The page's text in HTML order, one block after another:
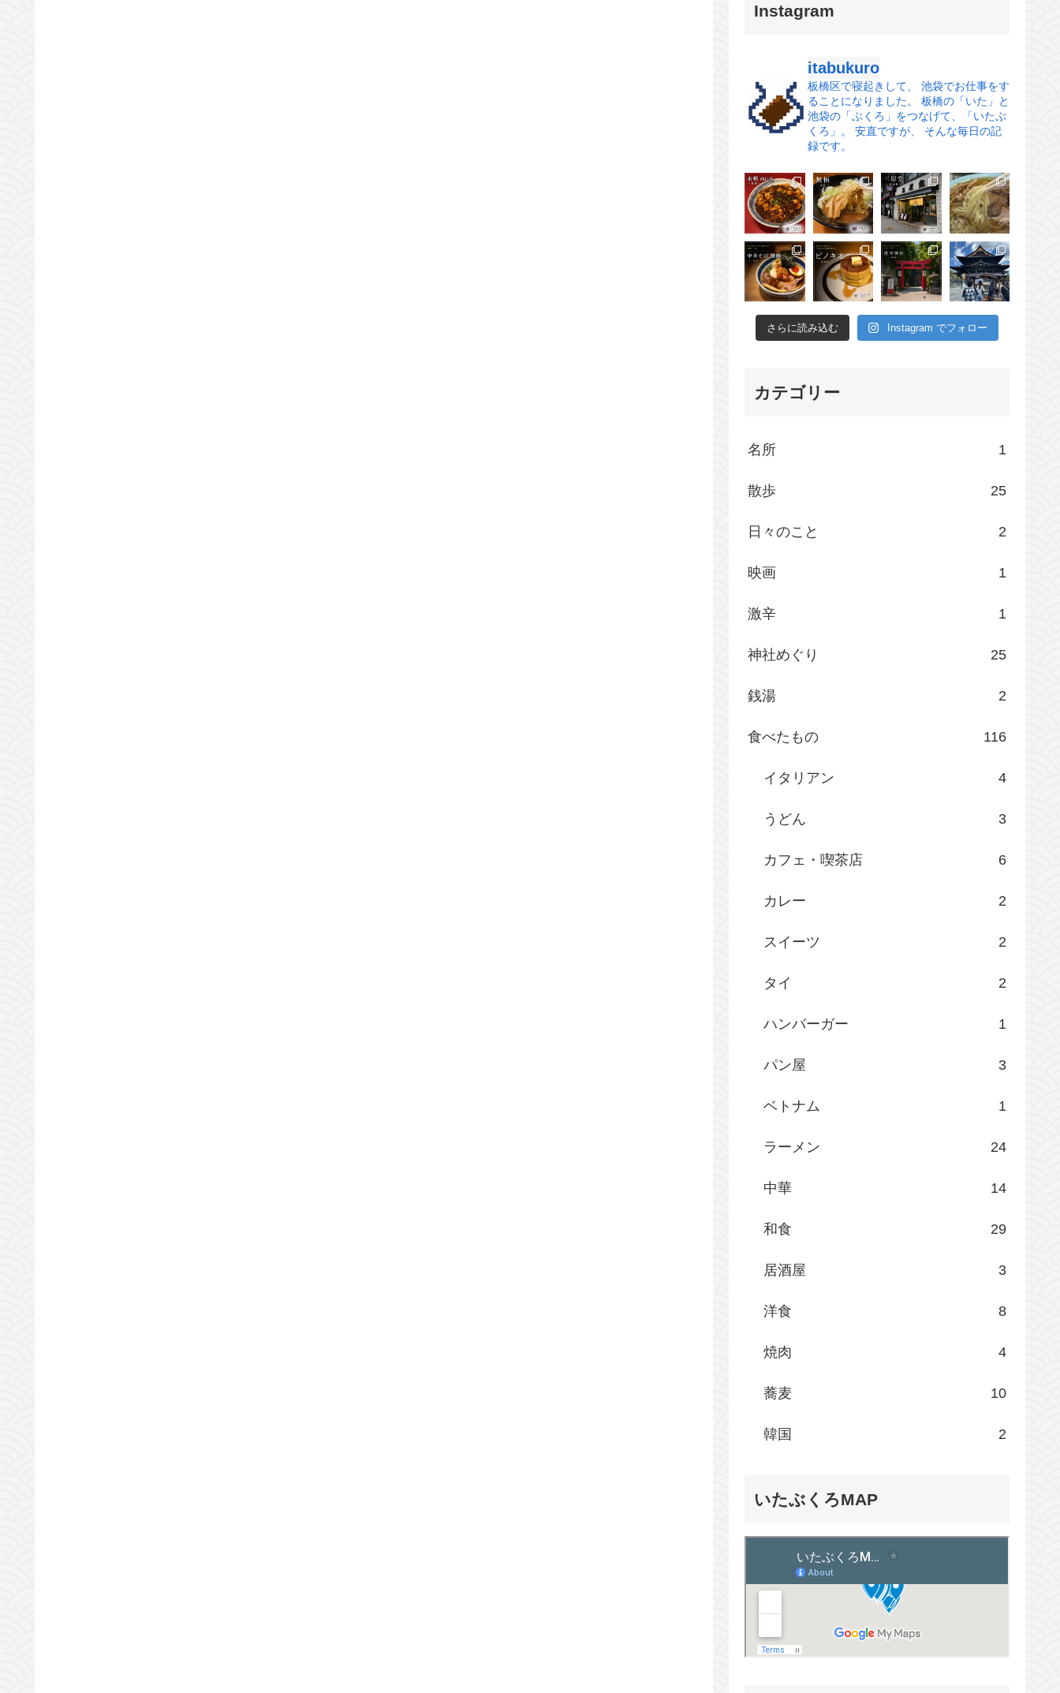
Instagram
itabukuro
板橋区で寝起きして、
池袋でお仕事をす
ることになりました。
板橋の「いた」と
池袋の「ぶくろ」をつなげて、「いたぶ
くろ」。
安直ですが、 そんな毎日の記
録です。
さらに読み込む Instagram でフォロー
カテゴリー
名所 1
散歩 25
日々のこと 2
映画 1
激辛 1
神社めぐり 25
銭湯 2
食べたもの 116
イタリアン 4
うどん 3
カフェ・喫茶店 6
カレー 2
スイーツ 2
タイ 2
ハンバーガー 1
パン屋 3
ベトナム 1
ラーメン 24
中華 14
和食 29
居酒屋 3
洋食 8
焼肉 4
蕎麦 10
韓国 2
いたぶくろMAP